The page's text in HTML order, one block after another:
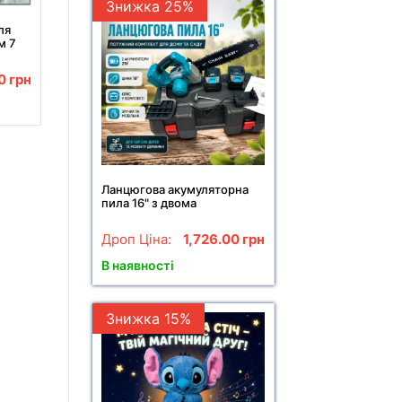
7
грн
Знижка 25%
Ланцюгова акумуляторна
пила 16" з двома
кейсі
Дроп Ціна: 1,726.00 грн
В наявності
Знижка 15%